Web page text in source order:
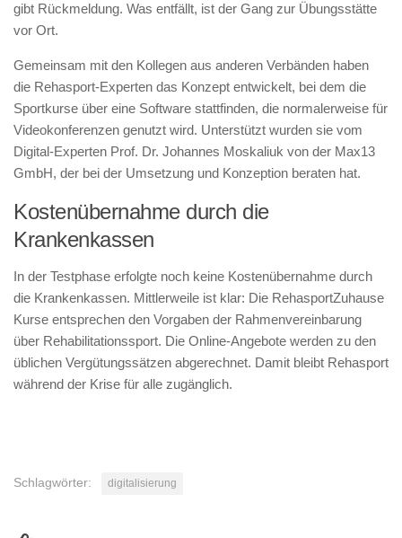
gibt Rückmeldung. Was entfällt, ist der Gang zur Übungsstätte
vor Ort.
Gemeinsam mit den Kollegen aus anderen Verbänden haben
die Rehasport-Experten das Konzept entwickelt, bei dem die
Sportkurse über eine Software stattfinden, die normalerweise für
Videokonferenzen genutzt wird. Unterstützt wurden sie vom
Digital-Experten Prof. Dr. Johannes Moskaliuk von der Max13
GmbH, der bei der Umsetzung und Konzeption beraten hat.
Kostenübernahme durch die
Krankenkassen
In der Testphase erfolgte noch keine Kostenübernahme durch
die Krankenkassen. Mittlerweile ist klar: Die RehasportZuhause
Kurse entsprechen den Vorgaben der Rahmenvereinbarung
über Rehabilitationssport. Die Online-Angebote werden zu den
üblichen Vergütungssätzen abgerechnet. Damit bleibt Rehasport
während der Krise für alle zugänglich.
Schlagwörter: digitalisierung